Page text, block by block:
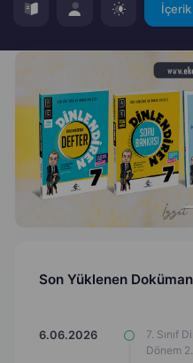
Son Yüklenen
6.06.2026
7. Sınıf
Dönem